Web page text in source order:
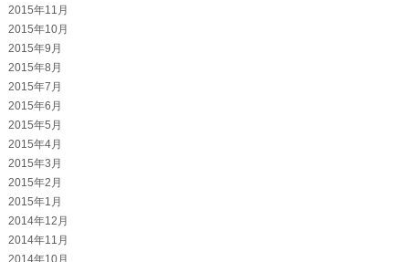
2015年11月
2015年10月
2015年9月
2015年8月
2015年7月
2015年6月
2015年5月
2015年4月
2015年3月
2015年2月
2015年1月
2014年12月
2014年11月
2014年10月